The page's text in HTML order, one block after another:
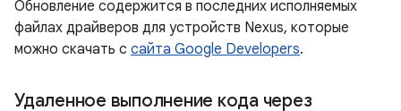
Обновление содержится в последних исполняемых
файлах драйверов для устройств Nexus, которые
можно скачать с сайта Google Developers.
Удаленное выполнение кода через